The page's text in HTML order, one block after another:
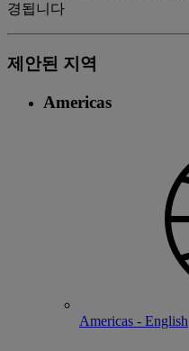
경됩니다
제안된 지역
Americas
Americas - English